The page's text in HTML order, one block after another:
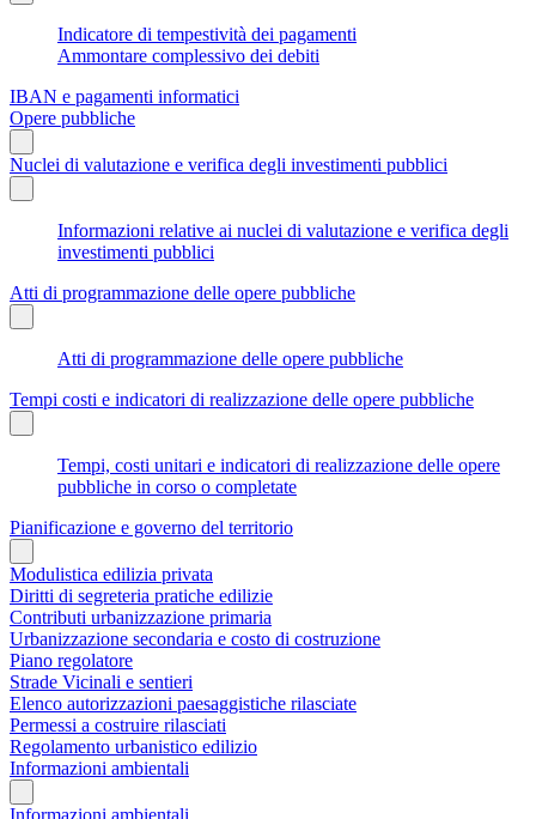
Indicatore di tempestività dei pagamenti
Ammontare complessivo dei debiti
IBAN e pagamenti informatici
Opere pubbliche
Nuclei di valutazione e verifica degli investimenti pubblici
Informazioni relative ai nuclei di valutazione e verifica degli
investimenti pubblici
Atti di programmazione delle opere pubbliche
Atti di programmazione delle opere pubbliche
Tempi costi e indicatori di realizzazione delle opere pubbliche
Tempi, costi unitari e indicatori di realizzazione delle opere
pubbliche in corso o completate
Pianificazione e governo del territorio
Modulistica edilizia privata
Diritti di segreteria pratiche edilizie
Contributi urbanizzazione primaria
Urbanizzazione secondaria e costo di costruzione
Piano regolatore
Strade Vicinali e sentieri
Elenco autorizzazioni paesaggistiche rilasciate
Permessi a costruire rilasciati
Regolamento urbanistico edilizio
Informazioni ambientali